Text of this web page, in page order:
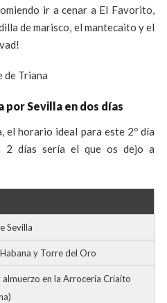
ir a cenar a El Favorito,
de marisco, el mantecaito y el
Sevilla en dos días
el horario ideal para este 2º día
2 días sería el que os dejo a
Sevilla
y Torre del Oro
en la Arrocería Criaito